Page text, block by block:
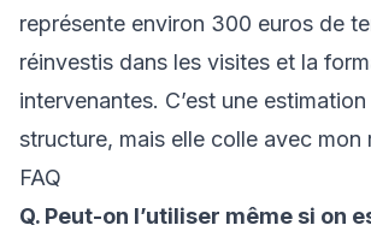
représente environ 300 euros de
réinvestis dans les visites et la
intervenantes. C’est une
structure, mais elle colle avec mon
FAQ
Q. Peut-on l’utiliser même si on